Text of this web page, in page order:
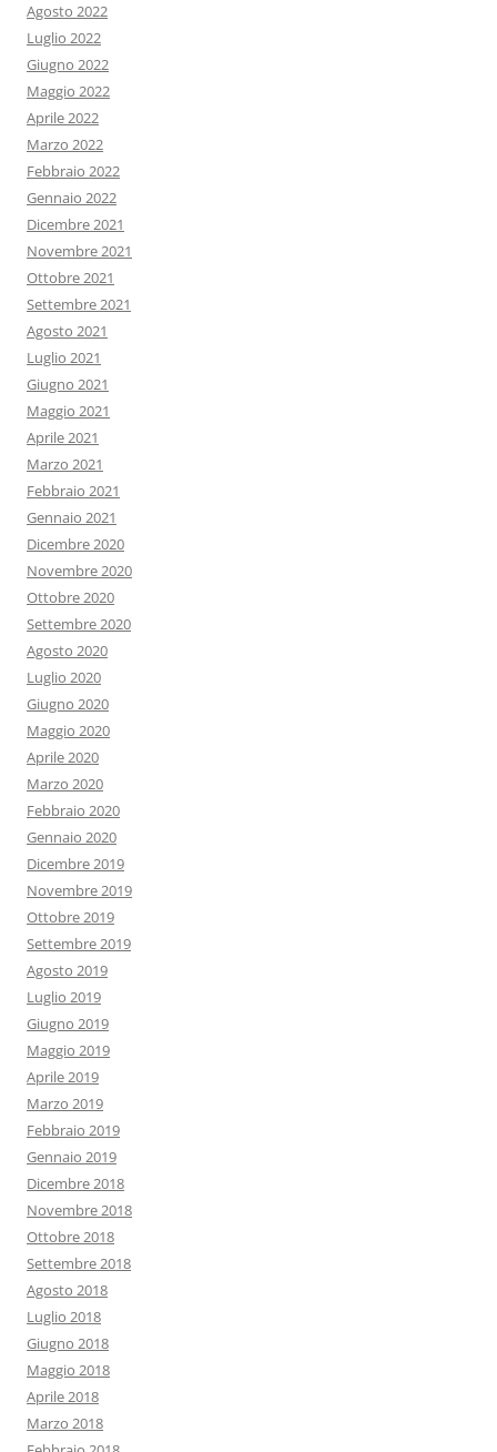
Agosto 2022
Luglio 2022
Giugno 2022
Maggio 2022
Aprile 2022
Marzo 2022
Febbraio 2022
Gennaio 2022
Dicembre 2021
Novembre 2021
Ottobre 2021
Settembre 2021
Agosto 2021
Luglio 2021
Giugno 2021
Maggio 2021
Aprile 2021
Marzo 2021
Febbraio 2021
Gennaio 2021
Dicembre 2020
Novembre 2020
Ottobre 2020
Settembre 2020
Agosto 2020
Luglio 2020
Giugno 2020
Maggio 2020
Aprile 2020
Marzo 2020
Febbraio 2020
Gennaio 2020
Dicembre 2019
Novembre 2019
Ottobre 2019
Settembre 2019
Agosto 2019
Luglio 2019
Giugno 2019
Maggio 2019
Aprile 2019
Marzo 2019
Febbraio 2019
Gennaio 2019
Dicembre 2018
Novembre 2018
Ottobre 2018
Settembre 2018
Agosto 2018
Luglio 2018
Giugno 2018
Maggio 2018
Aprile 2018
Marzo 2018